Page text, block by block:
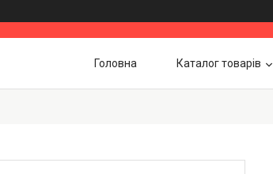
Головна Каталог товарів